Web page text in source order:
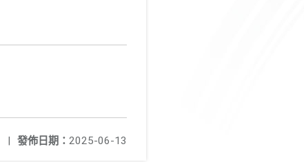
發佈日期： 2025-06-13
|